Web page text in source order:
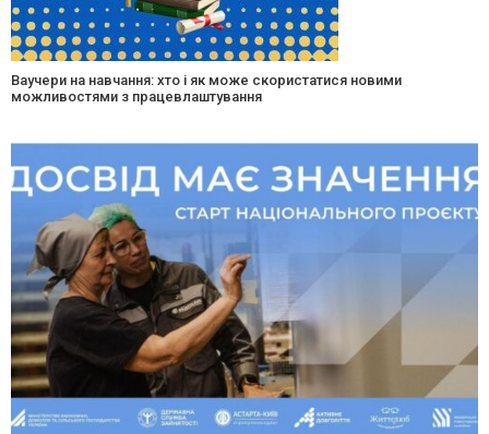
Ваучери на навчання: хто і як може скористатися новими
можливостями з працевлаштування